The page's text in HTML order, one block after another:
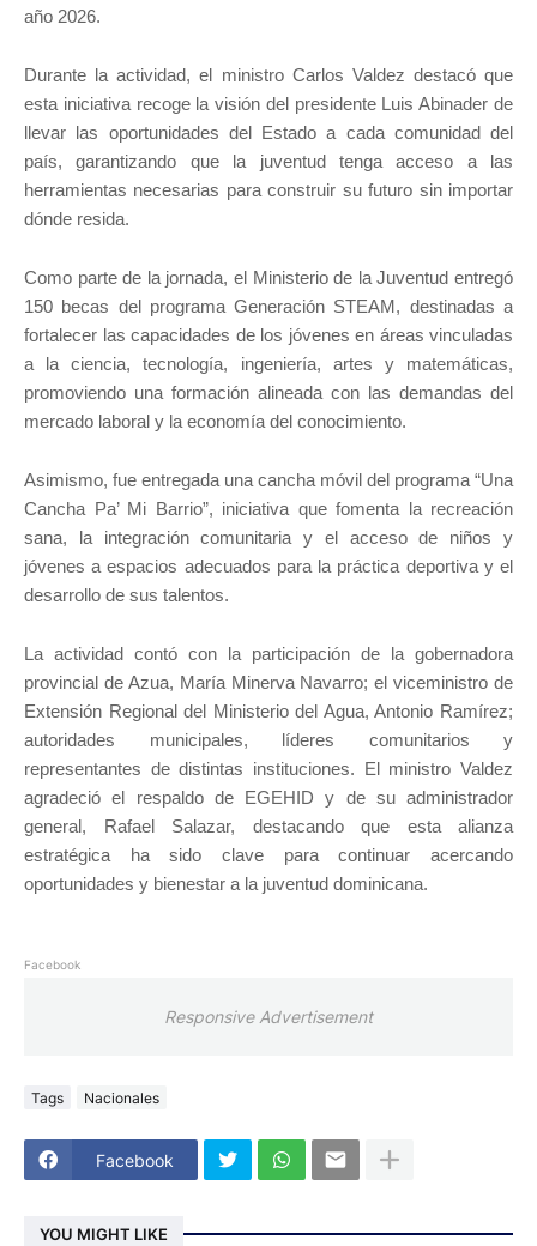
año 2026.
Durante la actividad, el ministro Carlos Valdez destacó que
esta iniciativa recoge la visión del presidente Luis Abinader de
llevar las oportunidades del Estado a cada comunidad del
país, garantizando que la juventud tenga acceso a las
herramientas necesarias para construir su futuro sin importar
dónde resida.
Como parte de la jornada, el Ministerio de la Juventud entregó
150 becas del programa Generación STEAM, destinadas a
fortalecer las capacidades de los jóvenes en áreas vinculadas
a la ciencia, tecnología, ingeniería, artes y matemáticas,
promoviendo una formación alineada con las demandas del
mercado laboral y la economía del conocimiento.
Asimismo, fue entregada una cancha móvil del programa “Una
Cancha Pa’ Mi Barrio”, iniciativa que fomenta la recreación
sana, la integración comunitaria y el acceso de niños y
jóvenes a espacios adecuados para la práctica deportiva y el
desarrollo de sus talentos.
La actividad contó con la participación de la gobernadora
provincial de Azua, María Minerva Navarro; el viceministro de
Extensión Regional del Ministerio del Agua, Antonio Ramírez;
autoridades municipales, líderes comunitarios y
representantes de distintas instituciones. El ministro Valdez
agradeció el respaldo de EGEHID y de su administrador
general, Rafael Salazar, destacando que esta alianza
estratégica ha sido clave para continuar acercando
oportunidades y bienestar a la juventud dominicana.
Facebook
Responsive Advertisement
Tags Nacionales
Facebook
YOU MIGHT LIKE